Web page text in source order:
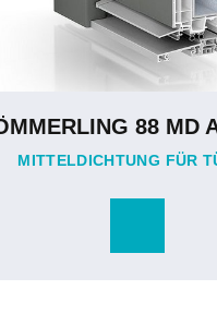
88 MD
MITTELDICHTUNG FÜR